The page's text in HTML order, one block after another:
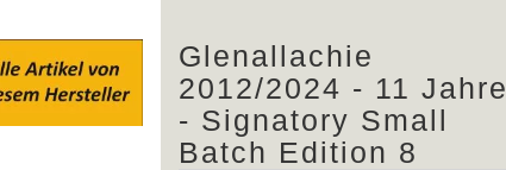
Konto erstellen
Passwort vergessen?
Glenallachie
2012/2024 - 11 Jahre
- Signatory Small
Batch Edition 8